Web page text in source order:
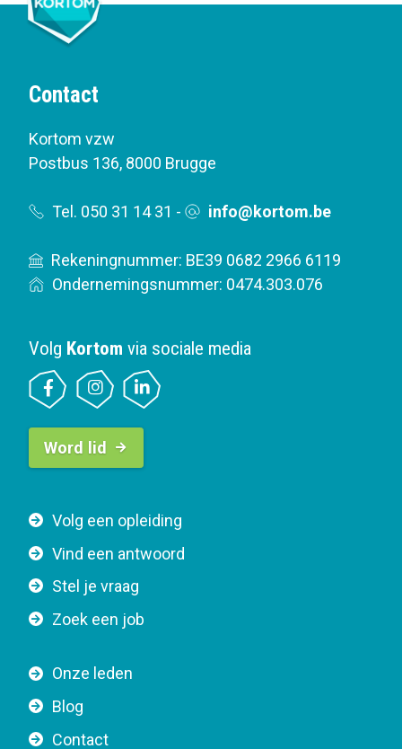
Contact
Kortom vzw
Postbus 136, 8000 Brugge
Tel. 050 31 14 31 - info@kortom.be
Rekeningnummer: BE39 0682 2966 6119
Ondernemingsnummer: 0474.303.076
F
o
t
e
a
v
i
Volg een opleiding
Vind een antwoord
Stel je vraag
Zoek een job
Onze leden
Blog
Contact
Volg Kortom via sociale media
B
t
o
n
a
v
g
t
i
Word lid